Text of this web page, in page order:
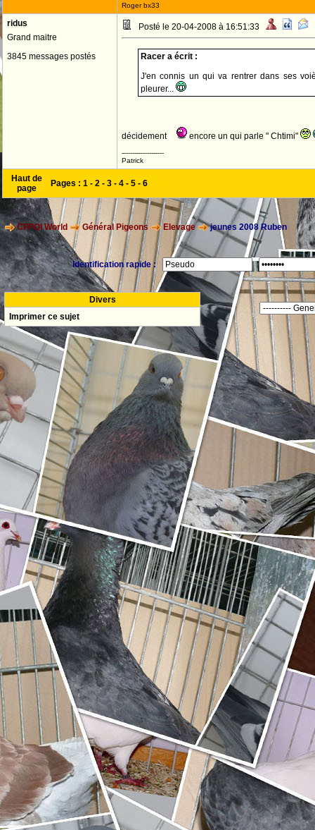
Roger bx33
ridus
Grand maitre
3845 messages postés
Posté le 20-04-2008 à 16:51:33
Racer a écrit :
J'en connis un qui va rentrer dans ses
pleurer...
décidement encore un qui parle " Chtimi"
--------------------
Patrick
Haut de
page
Pages : 1 - 2 - 3 - 4 - 5 - 6
CFPOI World Général Pigeons Elevage jeunes 2008 Ruben
Identification rapide :
Divers
Imprimer ce sujet